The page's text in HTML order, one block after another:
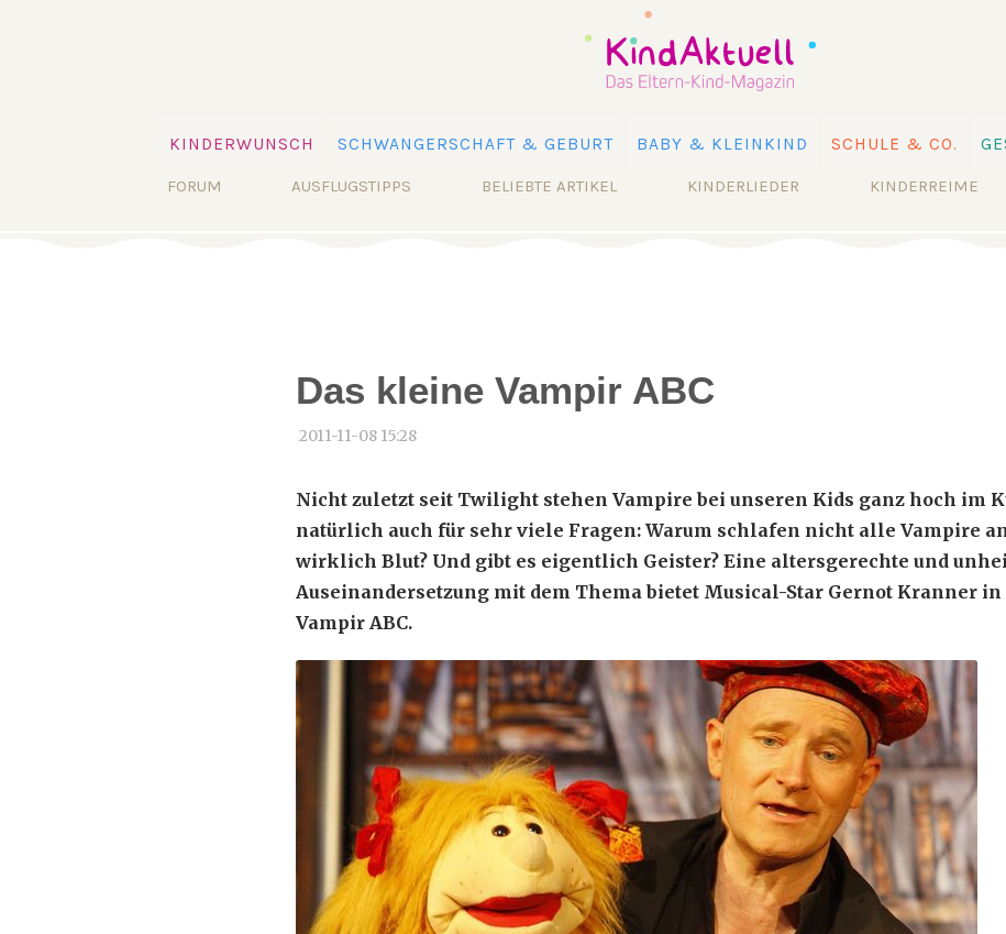
überspringen
KINDERWUNSCH SCHWANGERSCHAFT & GEBURT BABY & KLEINKIND SCHULE & CO.
Navigation
FORUM AUSFLUGSTIPPS BELIEBTE ARTIKEL KINDERLIEDER KINDERREIME
Das kleine Vampir ABC
2011-11-08 15:28
Nicht zuletzt seit Twilight stehen Vampire bei unseren Kids ganz hoch im
natürlich auch für sehr viele Fragen: Warum schlafen nicht alle Vampire
wirklich Blut? Und gibt es eigentlich Geister? Eine altersgerechte und
Auseinandersetzung mit dem Thema bietet Musical-Star Gernot Kranner
Vampir ABC.